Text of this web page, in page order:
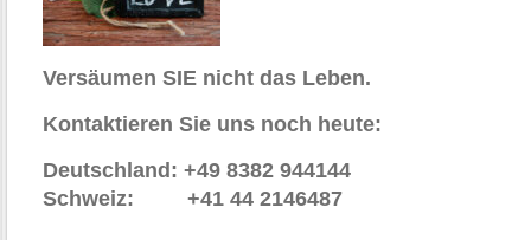
Versäumen SIE nicht das Leben.
Kontaktieren Sie uns noch heute:
Deutschland: +49 8382 944144
Schweiz: +41 44 2146487